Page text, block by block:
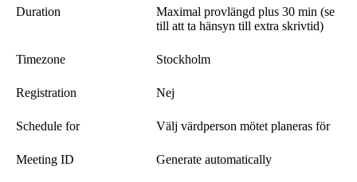
Duration
Maximal provlängd plus 30 min (se
till att ta hänsyn till extra skrivtid)
Timezone Stockholm
Registration Nej
Schedule for Välj värdperson mötet planeras för
Meeting ID Generate automatically